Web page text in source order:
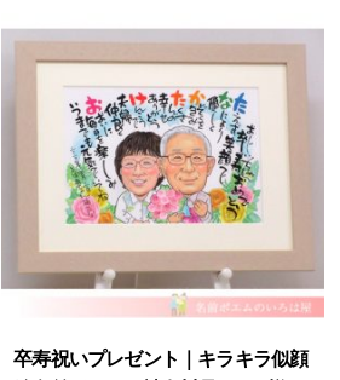
卒寿祝いプレゼント｜キラキラ似顔